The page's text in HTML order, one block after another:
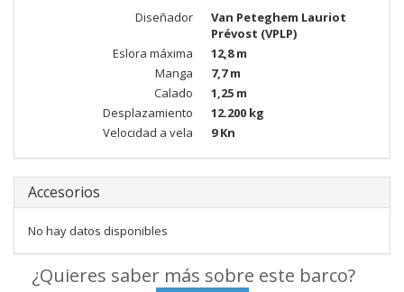
Diseñador
Van Peteghem Lauriot
Prévost (VPLP)
Eslora máxima
12,8 m
Manga
7,7 m
Calado
1,25 m
Desplazamiento
12.200 kg
Velocidad a vela
9 Kn
Accesorios
No hay datos disponibles
¿Quieres saber más sobre este barco?